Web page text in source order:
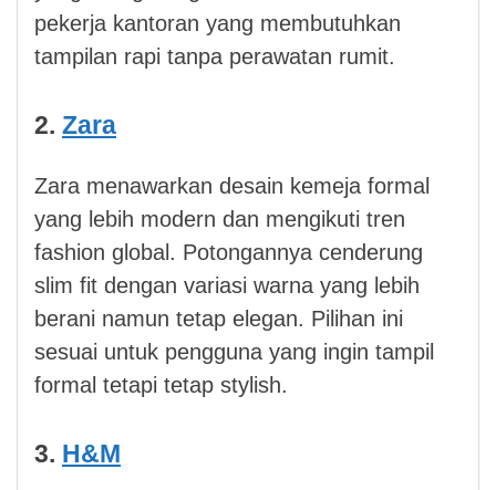
pekerja kantoran yang membutuhkan
tampilan rapi tanpa perawatan rumit.
2. Zara
Zara menawarkan desain kemeja formal
yang lebih modern dan mengikuti tren
fashion global. Potongannya cenderung
slim fit dengan variasi warna yang lebih
berani namun tetap elegan. Pilihan ini
sesuai untuk pengguna yang ingin tampil
formal tetapi tetap stylish.
3. H&M